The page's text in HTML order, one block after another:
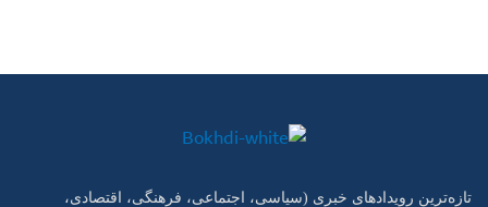
تازه‌ترین رویدادهای خبری (سیاسی، اجتماعی، فرهنگی، اقتصادی،